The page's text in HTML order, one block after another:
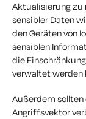
Aktualisierung zu
sensibler Daten
den Geräten von
sensiblen
die
verwaltet werden
Außerdem sollten
Angriffsvektor